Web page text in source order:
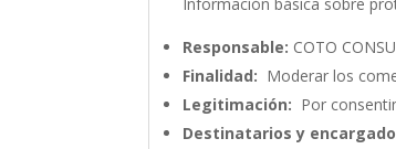
Responsable: COTO
Finalidad: Moderar los
Legitimación: Por
Destinatarios y